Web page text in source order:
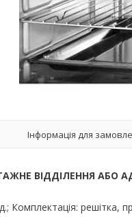
Інформація для
ВІДДІЛЕННЯ АБО
Комплектація: решітка,